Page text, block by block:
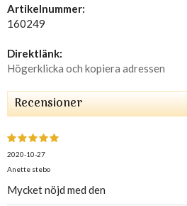
Artikelnummer:
160249
Direktlänk:
Högerklicka och kopiera adressen
Recensioner
2020-10-27
Anette stebo
Mycket nöjd med den